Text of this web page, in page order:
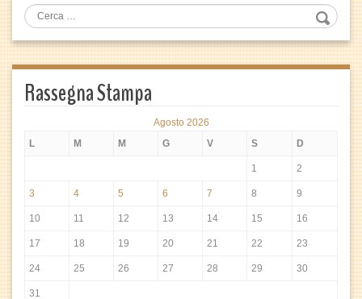
Rassegna Stampa
Agosto 2026
L
M M G V S D
1 2
3 4 5 6 7 8 9
10 11 12 13 14 15 16
17 18 19 20 21 22 23
24 25 26 27 28 29 30
31